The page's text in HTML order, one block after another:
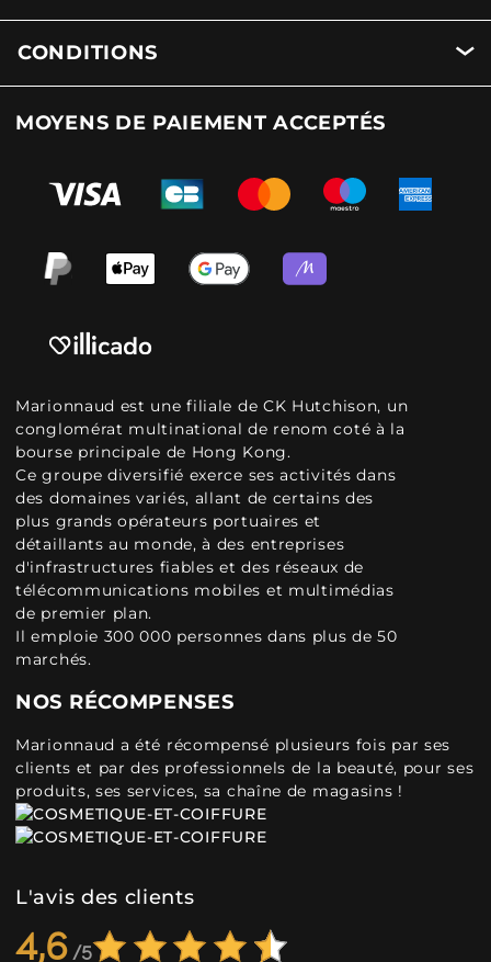
CONDITIONS
MOYENS DE PAIEMENT ACCEPTÉS
Marionnaud est une filiale de CK Hutchison, un
conglomérat multinational de renom coté à la
bourse principale de Hong Kong.
Ce groupe diversifié exerce ses activités dans
des domaines variés, allant de certains des
plus grands opérateurs portuaires et
détaillants au monde, à des entreprises
d'infrastructures fiables et des réseaux de
télécommunications mobiles et multimédias
de premier plan.
Il emploie 300 000 personnes dans plus de 50
marchés.
NOS RÉCOMPENSES
Marionnaud a été récompensé plusieurs fois par ses
clients et par des professionnels de la beauté, pour ses
produits, ses services, sa chaîne de magasins !
L'avis des clients
4,6